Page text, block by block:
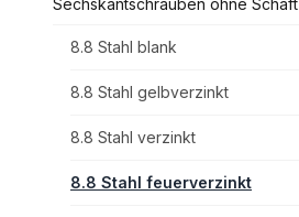
Sechskantschrauben ohne Schaft
8.8 Stahl blank
8.8 Stahl gelbverzinkt
8.8 Stahl verzinkt
8.8 Stahl feuerverzinkt